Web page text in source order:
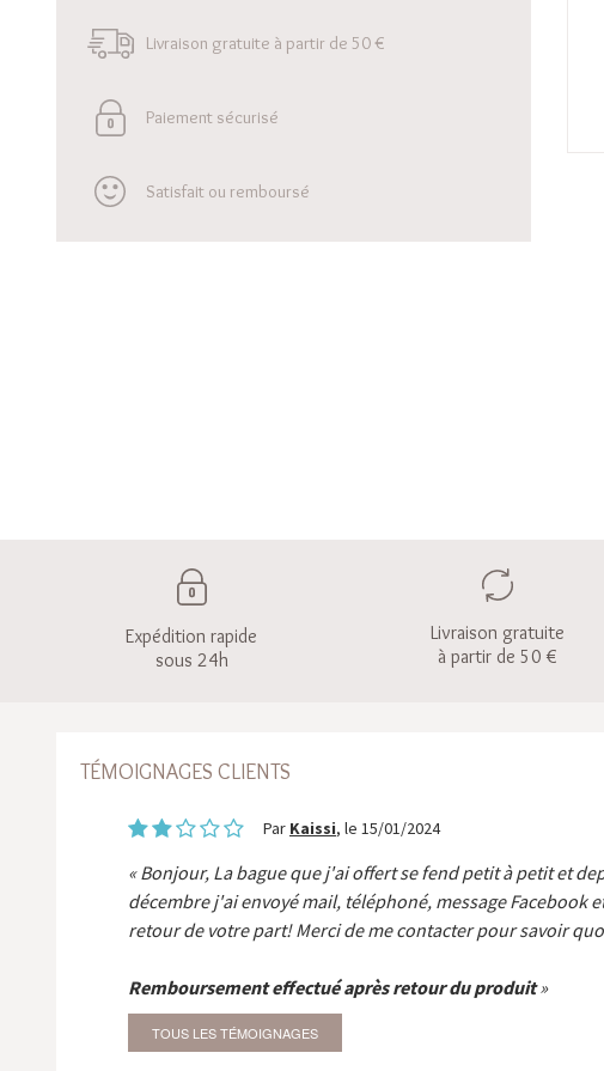
Livraison gratuite à partir de 50 €
Paiement sécurisé
Satisfait ou remboursé
Expédition rapide
sous 24h
Livraison gratuite
à partir de 50 €
TÉMOIGNAGES CLIENTS
Par Kaissi, le 15/01/2024
Bonjour, La bague que j'ai offert se fend petit à petit et
décembre j'ai envoyé mail, téléphoné, message Facebook
retour de votre part! Merci de me contacter pour savoir
Remboursement effectué après retour du produit
TOUS LES TÉMOIGNAGES